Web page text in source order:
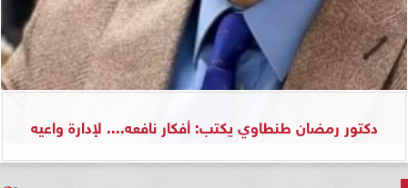
دكتور رمضان طنطاوي يكتب: أفكار نافعه.... لإدارة واعيه